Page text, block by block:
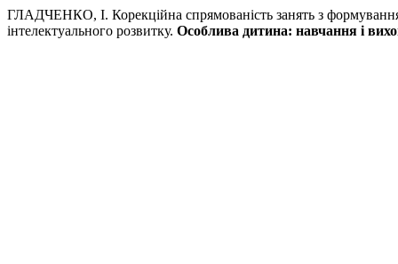
ГЛАДЧЕНКО, І. Корекційна спрямованість занять з
інтелектуального розвитку. Особлива дитина: навчання і